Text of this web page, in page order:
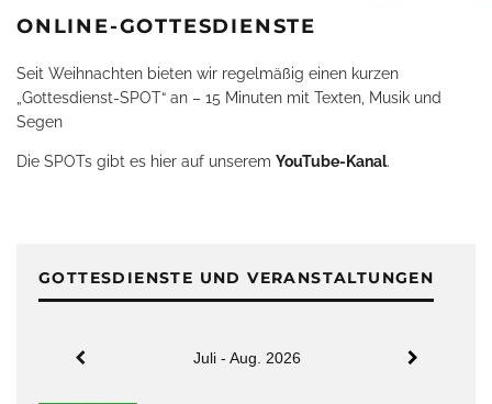
ONLINE-GOTTESDIENSTE
Seit Weihnachten bieten wir regelmäßig einen kurzen
„Gottesdienst-SPOT“ an – 15 Minuten mit Texten, Musik und
Segen
Die SPOTs gibt es hier auf unserem YouTube-Kanal.
GOTTESDIENSTE UND VERANSTALTUNGEN
Juli - Aug. 2026